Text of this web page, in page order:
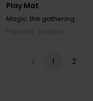
Play Mat
Magic: the gathering
1 2